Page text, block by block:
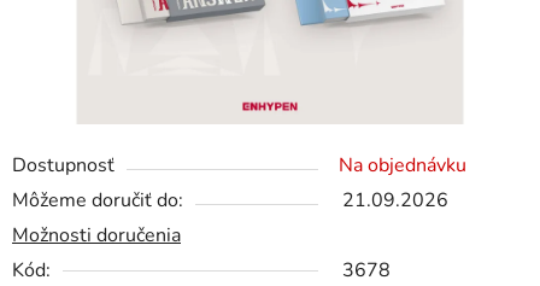
Dostupnosť
Na objednávku
Môžeme doručiť do:
21.09.2026
Možnosti doručenia
Kód:
3678